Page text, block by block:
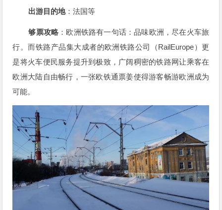
出游目的地：法国等
够票攻略 ：欧洲铁路有一句话：品味欧洲，尽在火车旅
行。而铁路产品集大成者的欧洲铁路公司（RailEurope）更
是将火车便民服务提升到极致，广阔稠密的铁路网让乘客在
欧洲大陆自由畅行，一张欧铁通票姜使得游客畅游欧洲成为
可能。